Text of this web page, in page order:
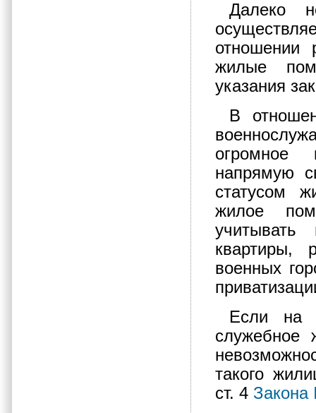
Далеко
отношении
жилые
указания
В
огромное
напрямую
статусом
жилое
учитывать
квартиры,
военных
Если на
служебное
такого
ст. 4